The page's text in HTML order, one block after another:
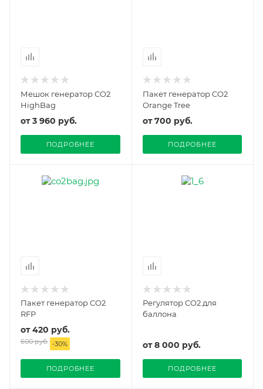
Мешок генератор CO2
HighBag
от3 960 руб.
ПОДРОБНЕЕ
Пакет генератор CO2
Orange Tree
от700 руб.
ПОДРОБНЕЕ
Пакет генератор CO2
RFP
от420 руб.
600 руб. -30%
ПОДРОБНЕЕ
Регулятор CO2 для
баллона
от8 000 руб.
ПОДРОБНЕЕ